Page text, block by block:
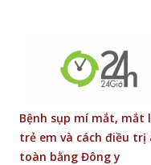
Bệnh sụp mí mắt, mắt
trẻ em và cách điều trị
toàn bằng Đông y